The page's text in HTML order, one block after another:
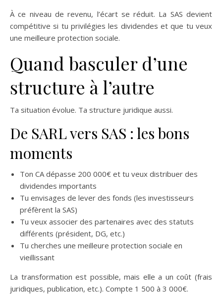
À ce niveau de revenu, l’écart se réduit. La SAS devient
compétitive si tu privilégies les dividendes et que tu veux
une meilleure protection sociale.
Quand basculer d’une
structure à l’autre
Ta situation évolue. Ta structure juridique aussi.
De SARL vers SAS : les bons
moments
Ton CA dépasse 200 000€ et tu veux distribuer des
dividendes importants
Tu envisages de lever des fonds (les investisseurs
préfèrent la SAS)
Tu veux associer des partenaires avec des statuts
différents (président, DG, etc.)
Tu cherches une meilleure protection sociale en
vieillissant
La transformation est possible, mais elle a un coût (frais
juridiques, publication, etc.). Compte 1 500 à 3 000€.